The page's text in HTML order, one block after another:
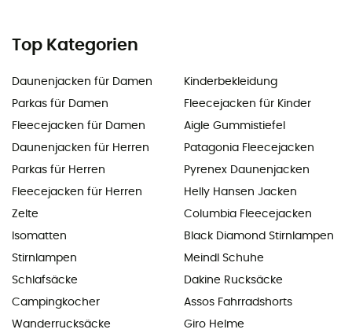
Top Kategorien
Daunenjacken für Damen
Parkas für Damen
Fleecejacken für Damen
Daunenjacken für Herren
Parkas für Herren
Fleecejacken für Herren
Zelte
Isomatten
Stirnlampen
Schlafsäcke
Campingkocher
Wanderrucksäcke
Kinderbekleidung
Fleecejacken für Kinder
Aigle Gummistiefel
Patagonia Fleecejacken
Pyrenex Daunenjacken
Helly Hansen Jacken
Columbia Fleecejacken
Black Diamond Stirnlampen
Meindl Schuhe
Dakine Rucksäcke
Assos Fahrradshorts
Giro Helme